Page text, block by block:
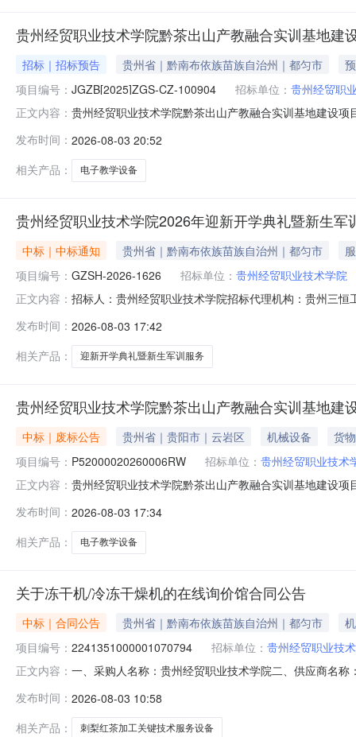
贵州经贸职业技术学院黔茶出山产教融合实训基地建
招标｜招标预告 贵州省｜黔南布依族苗族自治州｜都匀市
项目编号： JGZB[2025]ZGS-CZ-100904 招标单位： 贵州经贸职
正文内容： 贵州经贸职业技术学院黔茶出山产教融合实训基地建设
2026年08月05日三、其他补充事宜采购预算确定依据：
业
发布时间： 2026-08-03 20:52
相关产品：
电子教学设备
贵州经贸职业技术学院2026年迎新开学典礼暨新生
中标｜中标通知 贵州省｜黔南布依族苗族自治州｜都匀市
项目编号： GZSH-2026-1626 招标单位： 贵州经贸职业技术学院
正文内容： 招标人：贵州经贸职业技术学院招标代理机构：贵州三
州经贸职业技术学院2026年迎新开学典礼暨新生军训工
发布时间： 2026-08-03 17:42
相关产品：
迎新开学典礼暨新生军训服务
贵州经贸职业技术学院黔茶出山产教融合实训基地建
中标｜废标公告 贵州省｜贵阳市｜云岩区 机械设备
货物
项目编号： P52000020260006RW 招标单位： 贵州经贸职业技术
正文内容： 贵州经贸职业技术学院黔茶出山产教融合实训基地建设
的信息五、评审专家（单一来源采购人员）名单：冯其
七、公告期限自本公告发布之日
发布时间： 2026-08-03 17:34
相关产品：
电子教学设备
关于冻干机/冷冻干燥机的在线询价馆合同公告
中标｜合同公告 贵州省｜黔南布依族苗族自治州｜都匀市
项目编号： 2241351000001070794 招标单位： 贵州经贸职业技
正文内容： 一、采购人名称：贵州经贸职业技术学院二、供应商名
采购1批科旺达HFD-20批1.008080080800服务要求或标
发布时间： 2026-08-03 10:58
相关产品：
刺梨红茶加工关键技术服务设备